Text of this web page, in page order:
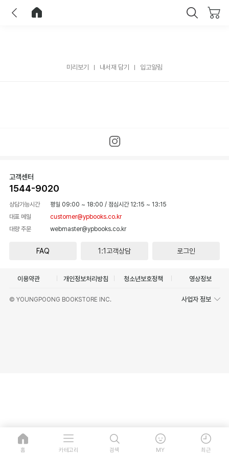
미리보기 내서재 담기 입고알림
고객센터
1544-9020
상담가능시간 평일 09:00 ~ 18:00 / 점심시간 12:15 ~ 13:15
대표 메일
customer@ypbooks.co.kr
대량 주문
webmaster@ypbooks.co.kr
FAQ 1:1고객상담 로그인
이용약관 개인정보처리방침 청소년보호정책 영상정보
© YOUNGPOONG BOOKSTORE INC. 사업자 정보
홈 카테고리 검색 MY 최근